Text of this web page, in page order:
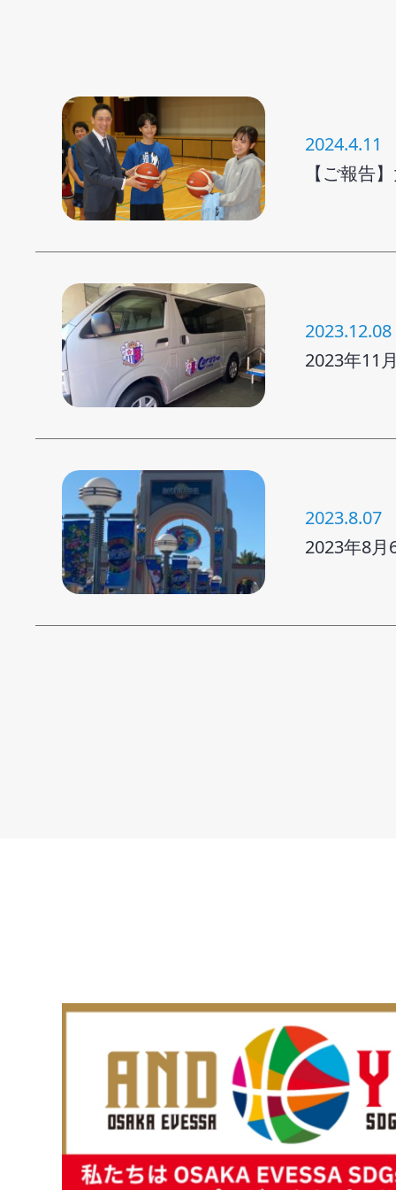
2024.4.11
【ご報告
2023.12.08
2023年11
2023.8.07
2023年8月